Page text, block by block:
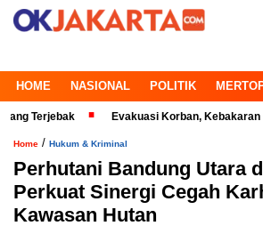
HOME NASIONAL POLITIK
Evakuasi Korban, Kebakaran Gedung
Home / Hukum & Kriminal
Perhutani Bandung Utara
Perkuat Sinergi Cegah
Kawasan Hutan